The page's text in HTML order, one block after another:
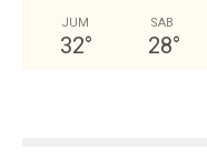
JUM
32°
SAB
28°